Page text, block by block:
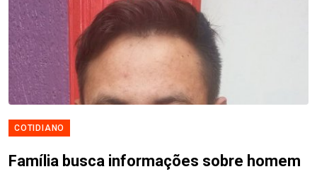
COTIDIANO
Família busca informações sobre homem